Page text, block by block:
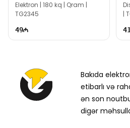
Elektron | 180 kq | Qram |
TG2345
49
|
Bakıda
etibarlı və
ən son
digər